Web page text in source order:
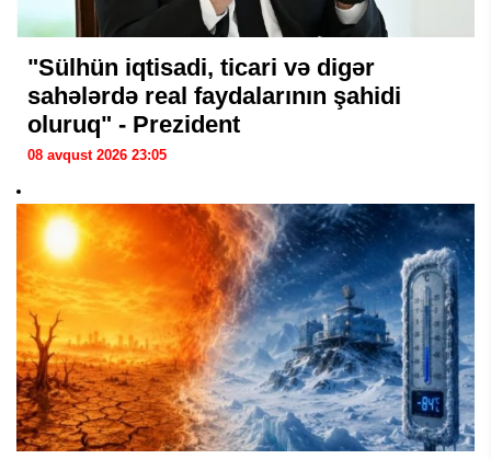
"Sülhün iqtisadi, ticari və digər
sahələrdə real faydalarının şahidi
oluruq" - Prezident
08 avqust 2026 23:05